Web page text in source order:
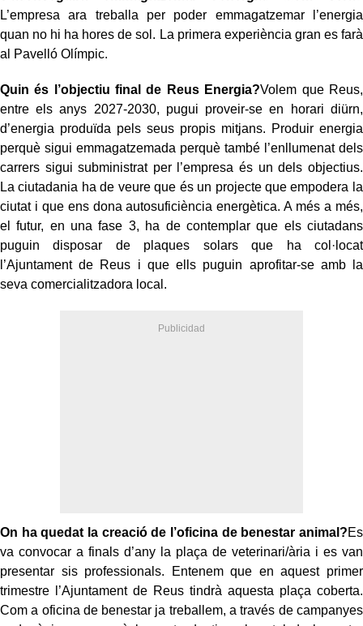
L’empresa ara treballa per poder emmagatzemar l’energia
quan no hi ha hores de sol. La primera experiència gran es farà
al Pavelló Olímpic.
Quin és l’objectiu final de Reus Energia?Volem que Reus,
entre els anys 2027-2030, pugui proveir-se en horari diürn,
d’energia produïda pels seus propis mitjans. Produir energia
perquè sigui emmagatzemada perquè també l’enllumenat dels
carrers sigui subministrat per l’empresa és un dels objectius.
La ciutadania ha de veure que és un projecte que empodera la
ciutat i que ens dona autosuficiència energètica. A més a més,
el futur, en una fase 3, ha de contemplar que els ciutadans
puguin disposar de plaques solars que ha col·locat
l’Ajuntament de Reus i que ells puguin aprofitar-se amb la
seva comercialitzadora local.
On ha quedat la creació de l’oficina de benestar animal?Es
va convocar a finals d’any la plaça de veterinari/ària i es van
presentar sis professionals. Entenem que en aquest primer
trimestre l’Ajuntament de Reus tindrà aquesta plaça coberta.
Com a oficina de benestar ja treballem, a través de campanyes